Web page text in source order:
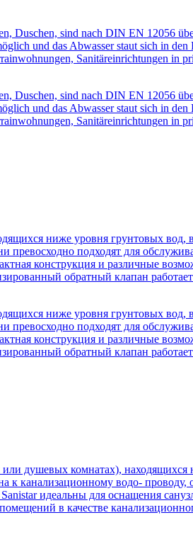
Duschen, sind nach DIN EN 12056
und das Abwasser staut sich in
Sanitäreinrichtungen in
Duschen, sind nach DIN EN 12056
und das Abwasser staut sich in
Sanitäreinrichtungen in
ниже уровня грунтовых вод,
превосходно подходят для
конструкция и различные
обратный клапан
ниже уровня грунтовых вод,
превосходно подходят для
конструкция и различные
обратный клапан
душевых комнатах),
водо- проводу,
идеальны для оснащения
в качестве